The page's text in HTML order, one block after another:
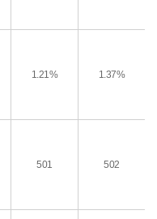
1.21% 1.37%
501 502